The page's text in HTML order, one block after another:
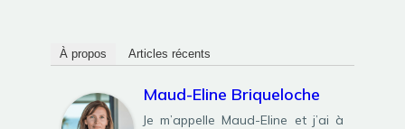
À propos Articles récents
Maud-Eline Briqueloche
Je m’appelle Maud-Eline et j’ai à